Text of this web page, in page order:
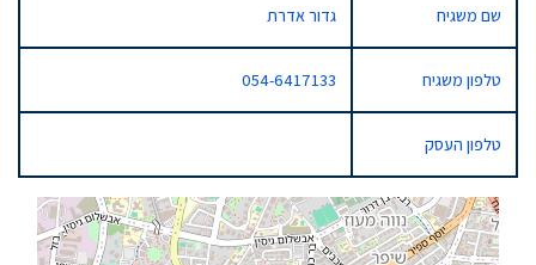
שם משגיח גדור אדרת
טלפון משגיח 054-6417133
טלפון העסק